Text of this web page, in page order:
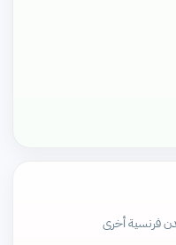
فرنسية أخرى